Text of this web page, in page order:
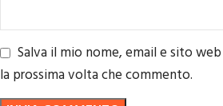
Salva il mio nome, email e sito
la prossima volta che commento.